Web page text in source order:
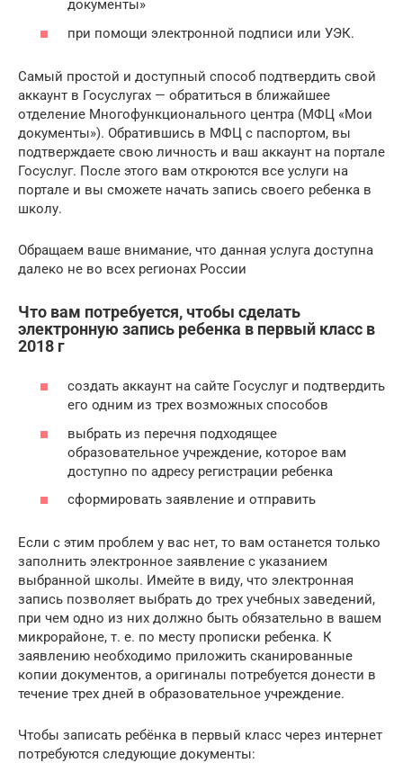
документы»
при помощи электронной подписи или УЭК.
Самый простой и доступный способ подтвердить свой
аккаунт в Госуслугах — обратиться в ближайшее
отделение Многофункционального центра (МФЦ «Мои
документы»). Обратившись в МФЦ с паспортом, вы
подтверждаете свою личность и ваш аккаунт на портале
Госуслуг. После этого вам откроются все услуги на
портале и вы сможете начать запись своего ребенка в
школу.
Обращаем ваше внимание, что данная услуга доступна
далеко не во всех регионах России
Что вам потребуется, чтобы сделать
электронную запись ребенка в первый класс в
2018 г
создать аккаунт на сайте Госуслуг и подтвердить
его одним из трех возможных способов
выбрать из перечня подходящее
образовательное учреждение, которое вам
доступно по адресу регистрации ребенка
сформировать заявление и отправить
Если с этим проблем у вас нет, то вам останется только
заполнить электронное заявление с указанием
выбранной школы. Имейте в виду, что электронная
запись позволяет выбрать до трех учебных заведений,
при чем одно из них должно быть обязательно в вашем
микрорайоне, т. е. по месту прописки ребенка. К
заявлению необходимо приложить сканированные
копии документов, а оригиналы потребуется донести в
течение трех дней в образовательное учреждение.
Чтобы записать ребёнка в первый класс через интернет
потребуются следующие документы: